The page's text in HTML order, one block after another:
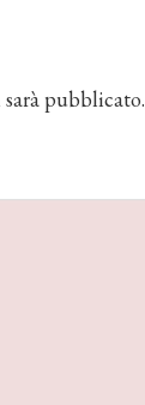
pubblicato.